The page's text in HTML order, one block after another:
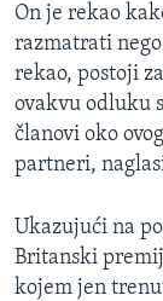
On je rekao
razmatrati
rekao, postoji
ovakvu odluku
članovi oko
partneri,
Ukazujući na
Britanski
kojem jen